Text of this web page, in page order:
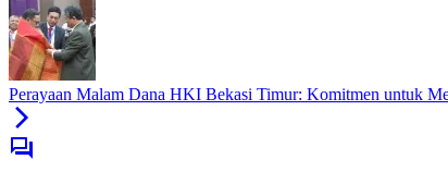
Perayaan Malam Dana HKI Bekasi Timur: Komitmen untuk